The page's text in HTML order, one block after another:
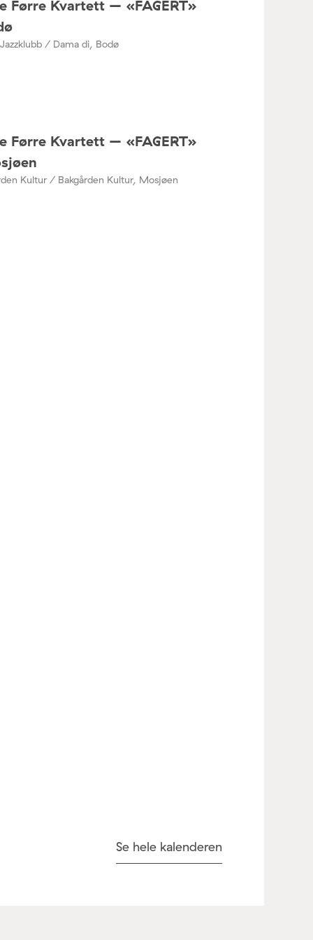
Førre Kvartett – «FAGERT»
/ Dama di, Bodø
Førre Kvartett – «FAGERT»
Kultur / Bakgården Kultur, Mosjøen
Se hele kalenderen